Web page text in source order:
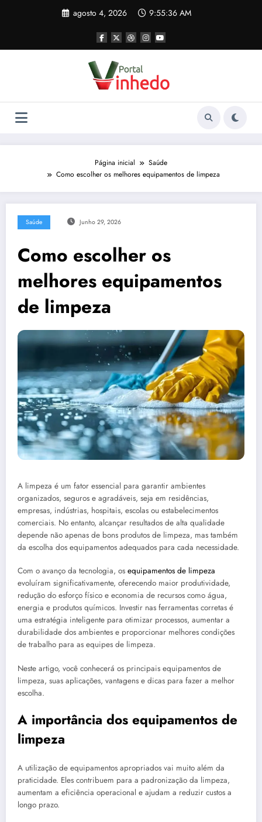
agosto 4, 2026 9:55:37 AM
Página inicial
Saúde
Como escolher os melhores equipamentos de limpeza
Saúde Junho 29, 2026
Como escolher os
melhores equipamentos
de limpeza
A limpeza é um fator essencial para garantir ambientes
organizados, seguros e agradáveis, seja em residências,
empresas, indústrias, hospitais, escolas ou estabelecimentos
comerciais. No entanto, alcançar resultados de alta qualidade
depende não apenas de bons produtos de limpeza, mas também
da escolha dos equipamentos adequados para cada necessidade.
Com o avanço da tecnologia, os equipamentos de limpeza
evoluíram significativamente, oferecendo maior produtividade,
redução do esforço físico e economia de recursos como água,
energia e produtos químicos. Investir nas ferramentas corretas é
uma estratégia inteligente para otimizar processos, aumentar a
durabilidade dos ambientes e proporcionar melhores condições
de trabalho para as equipes de limpeza.
Neste artigo, você conhecerá os principais equipamentos de
limpeza, suas aplicações, vantagens e dicas para fazer a melhor
escolha.
A importância dos equipamentos de
limpeza
A utilização de equipamentos apropriados vai muito além da
praticidade. Eles contribuem para a padronização da limpeza,
aumentam a eficiência operacional e ajudam a reduzir custos a
longo prazo.